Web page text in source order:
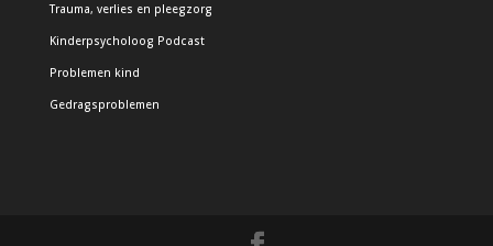
Trauma, verlies en pleegzorg
Kinderpsycholoog Podcast
Problemen kind
Gedragsproblemen